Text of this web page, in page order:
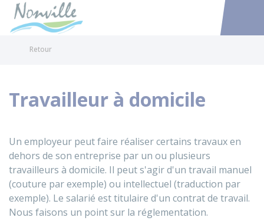
Accéder
Retour
Travailleur à domicile
Un employeur peut faire réaliser certains travaux en
dehors de son entreprise par un ou plusieurs
travailleurs à domicile. Il peut s'agir d'un travail manuel
(couture par exemple) ou intellectuel (traduction par
exemple). Le salarié est titulaire d'un contrat de travail.
Nous faisons un point sur la réglementation.